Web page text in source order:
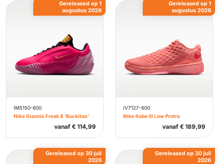
IM5150-600
Nike Giannis Freak 8 'Buckitos'
vanaf € 114,99
Gereleased op 1
augustus 2026
IV7127-600
Nike Kobe III Low Protro
vanaf € 189,99
Gereleased op 1
augustus 2026
Gereleased op 30 juli
2026
Gereleased op 30 juli
2026